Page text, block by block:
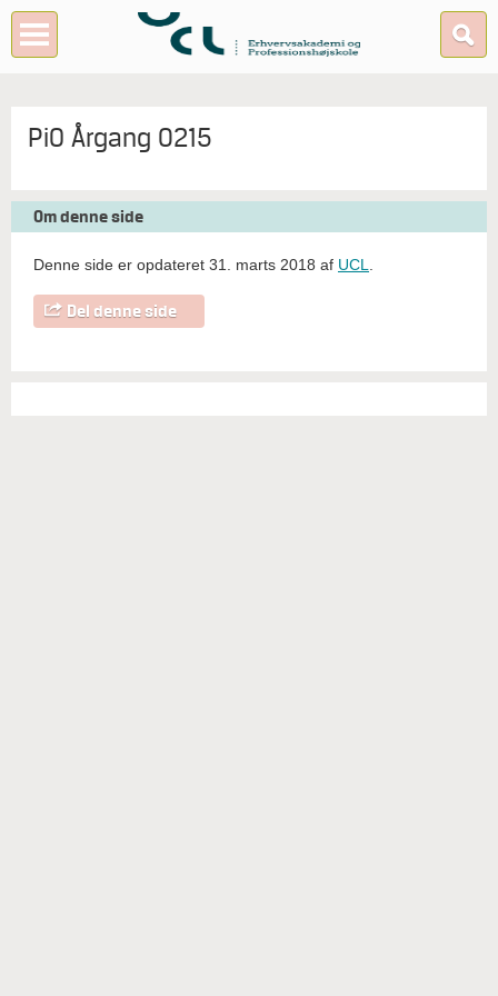
PiO Årgang 0215
Om denne side
Denne side er opdateret 31. marts 2018 af UCL
Del denne side